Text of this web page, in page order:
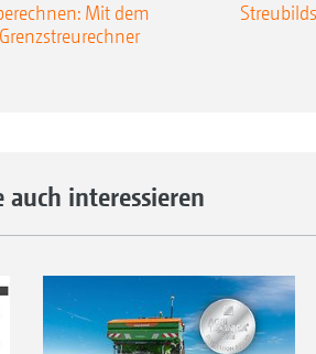
Mit dem
auch interessieren